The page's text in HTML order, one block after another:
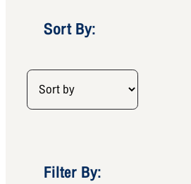
Sort By:
Filter By: